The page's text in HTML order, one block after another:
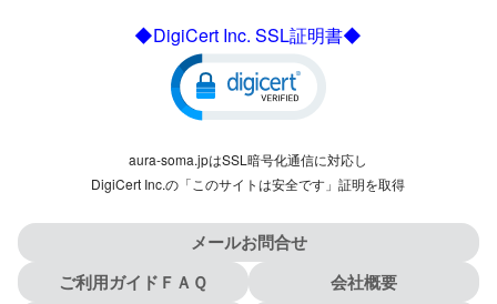
◆DigiCert Inc. SSL証明書◆
aura-soma.jpはSSL暗号化通信に対応し
DigiCert Inc.の「このサイトは安全です」証明を取得
メールお問合せ
ご利用ガイドＦＡＱ
会社概要